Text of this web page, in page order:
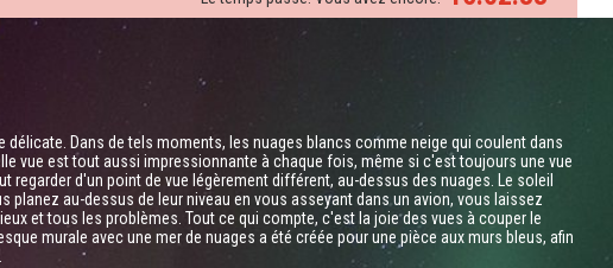
délicate. Dans de tels moments, les nuages ​​blancs comme neige qui coulent dans
vue est tout aussi impressionnante à chaque fois, même si c'est toujours une vue
regarder d'un point de vue légèrement différent, au-dessus des nuages. Le soleil
planez au-dessus de leur niveau en vous asseyant dans un avion, vous laissez
et tous les problèmes. Tout ce qui compte, c'est la joie des vues à couper le
murale avec une mer de nuages ​​a été créée pour une pièce aux murs bleus, afin